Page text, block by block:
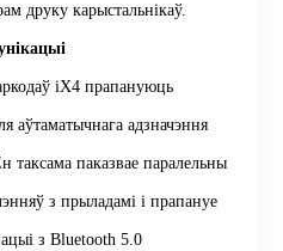
друку карыстальнікаў.
iX4 прапануюць
аўтаматычнага адзначэння
таксама паказвае паралельны
з прыладамі і прапануе
з Bluetooth 5.0